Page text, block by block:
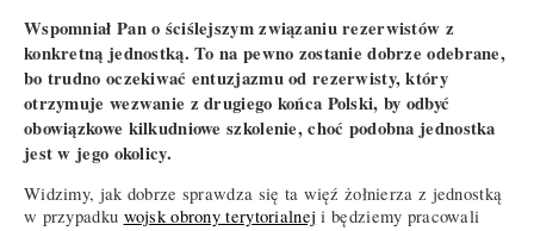
Wspomniał Pan o ściślejszym związaniu rezerwistów z
konkretną jednostką. To na pewno zostanie dobrze odebrane,
bo trudno oczekiwać entuzjazmu od rezerwisty, który
otrzymuje wezwanie z drugiego końca Polski, by odbyć
obowiązkowe kilkudniowe szkolenie, choć podobna jednostka
jest w jego okolicy.
Widzimy, jak dobrze sprawdza się ta więź żołnierza z jednostką
w przypadku wojsk obrony terytorialnej i będziemy pracowali